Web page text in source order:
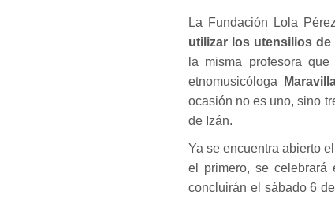
La Fundación Lola
utilizar los utensilios
la misma profesora que
etnomusicóloga
ocasión no es uno, sino
de Izán.
Ya se encuentra abierto
el primero, se
concluirán el sábado 6